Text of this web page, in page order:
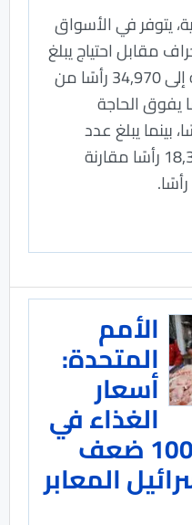
يتوفر في الأسواق
الخراف مقابل احتياج يبلغ
106,710 رأسًا، إضافة إلى 34,970 رأسًا من
يفوق الحاجة
بـ28,950 رأسًا، بينما يبلغ عدد
العجول المتوفرة 18,373 رأسًا مقارنة
الأمم
المتحدة:
أسعار
الغذاء في
غزة ارتفعت 100 ضعف
المعابر